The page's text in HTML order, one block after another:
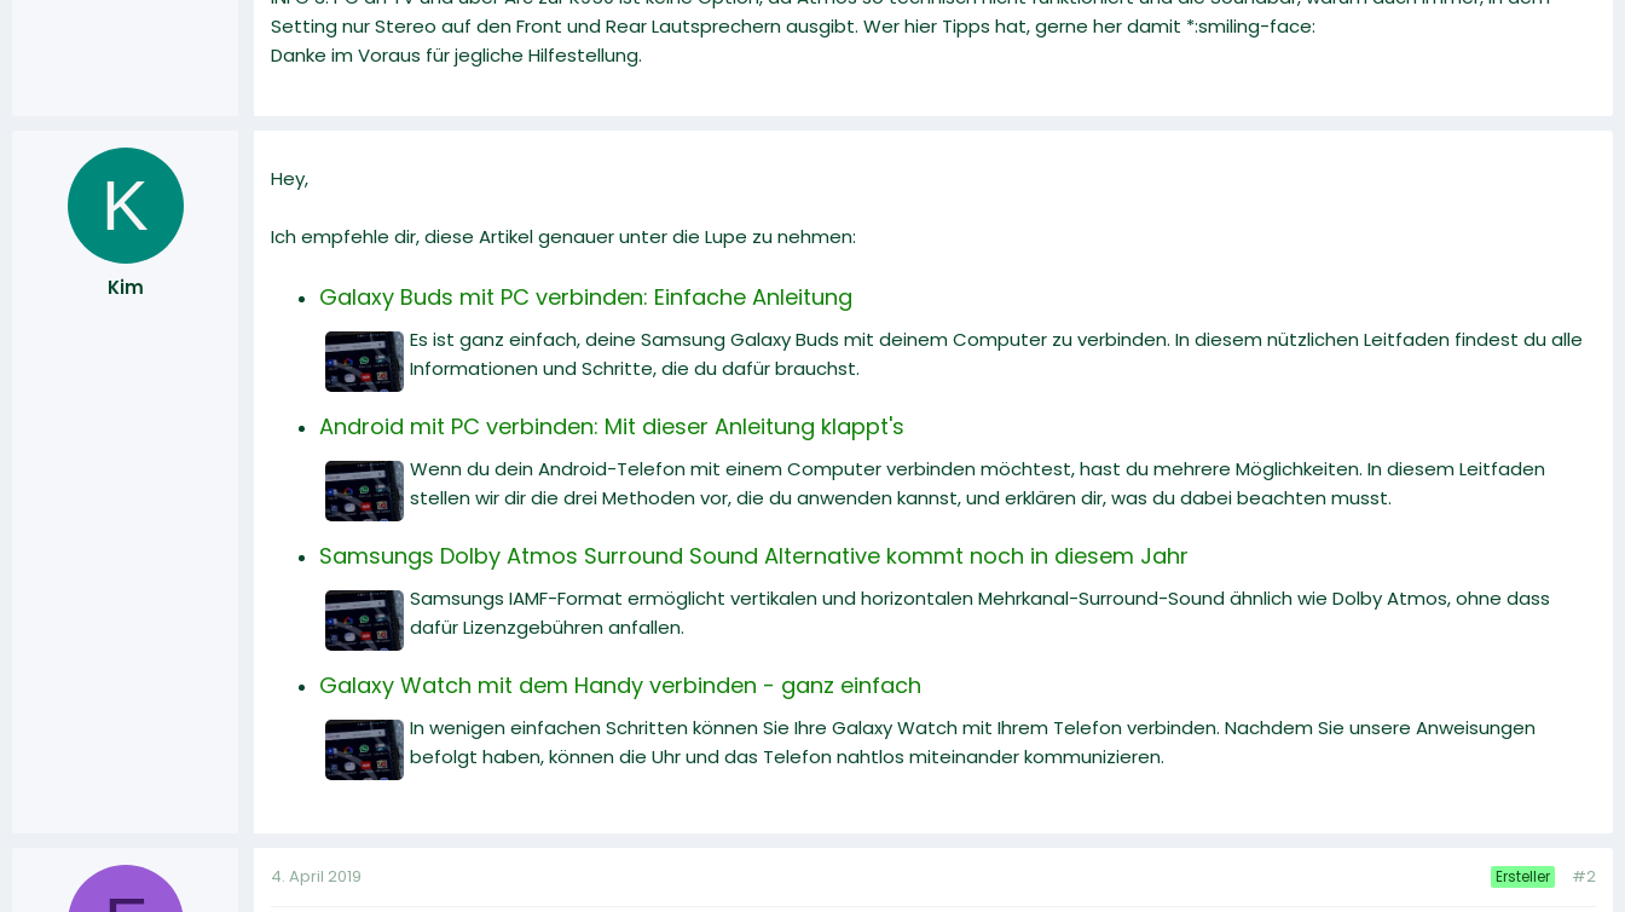
Setting nur Stereo auf den Front und Rear Lautsprechern ausgibt. Wer hier Tipps hat, gerne her damit *:smiling-face:
Danke im Voraus für jegliche Hilfestellung.
K
Kim
Hey,
Ich empfehle dir, diese Artikel genauer unter die Lupe zu nehmen:
Galaxy Buds mit PC verbinden: Einfache Anleitung
Es ist ganz einfach, deine Samsung Galaxy Buds mit deinem Computer zu verbinden. In diesem nützlichen Leitfaden findest du alle
Informationen und Schritte, die du dafür brauchst.
Android mit PC verbinden: Mit dieser Anleitung klappt's
Wenn du dein Android-Telefon mit einem Computer verbinden möchtest, hast du mehrere Möglichkeiten. In diesem Leitfaden
stellen wir dir die drei Methoden vor, die du anwenden kannst, und erklären dir, was du dabei beachten musst.
Samsungs Dolby Atmos Surround Sound Alternative kommt noch in diesem Jahr
Samsungs IAMF-Format ermöglicht vertikalen und horizontalen Mehrkanal-Surround-Sound ähnlich wie Dolby Atmos, ohne dass
dafür Lizenzgebühren anfallen.
Galaxy Watch mit dem Handy verbinden - ganz einfach
In wenigen einfachen Schritten können Sie Ihre Galaxy Watch mit Ihrem Telefon verbinden. Nachdem Sie unsere Anweisungen
befolgt haben, können die Uhr und das Telefon nahtlos miteinander kommunizieren.
4. April 2019 Ersteller #2